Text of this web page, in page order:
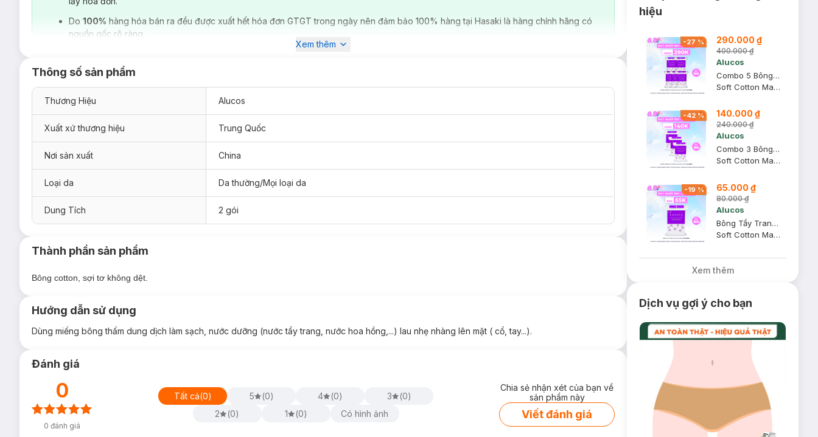
Ưu thế nổi bật của Bông Tẩy Trang Alucos Luxury:
Miếng bông kích thước lớn
với độ dày vừa phải, giúp cầm chắc tay và mang lại cảm giác êm ái khi sử dụng
Dập viền 4 cạnh chắc chắn, hạn chế tình trạng xơ bông trong quá trình sử dụng.
Bề mặt bông có thể kéo dãn linh hoạt, tiện lợi khi dùng để đắp toner hoặc lotion mask.
Chất liệu mềm mại, hạn chế ma sát với da, phù hợp cả với làn da nhạy cảm.
Tránh ánh nắng trực tiếp và nhiệt độ cao.
Ngày sản xuất:
Xem trên bao bì sản phẩm.
Hạn sử dụng:
03 năm kể từ ngày sản xuất.
Do 100% hàng hóa bán ra đều được xuất hết hóa đơn GTGT trong ngày nên đảm bảo 100% hàng tại Hasaki là hàng chính hãng có
nguồn gốc rõ ràng.
Xem thêm
Thông số sản phẩm
Thương Hiệu Alucos
Xuất xứ thương hiệu Trung Quốc
Nơi sản xuất China
Loại da Da thường/Mọi loại da
Dung Tích 2 gói
Thành phần sản phẩm
Bông cotton, sợi tơ không dệt.
Hướng dẫn sử dụng
Dùng miếng bông thấm dung dịch làm sạch, nước dưỡng (nước tẩy trang, nước hoa hồng,...) lau nhẹ nhàng lên mặt ( cổ, tay...).
Đánh giá
0
0 đánh giá
Tất cả(0) 5 (0) 4 (0) 3 (0)
2
(0) 1 (0) Có hình ảnh
Chia sẻ nhận xét của bạn về
sản phẩm này
Viết đánh giá
hiệu
-27 % 290.000 ₫
400.000 ₫
Alucos
Combo 5 Bông Tẩy Trang Alucos Luxury 210 Miếng
Soft Cotton Makeup Remover Pads
-42% 140.000 ₫
240.000 ₫
Alucos
Combo 3 Bông Tẩy Trang Alucos Luxury 210 Miếng
Soft Cotton Makeup Remover Pads
-19 % 65.000 ₫
80.000 ₫
Alucos
Bông Tẩy Trang Alucos Luxury 210 Miếng
Soft Cotton Makeup Remover Pads
Xem thêm
Dịch vụ gợi ý cho bạn